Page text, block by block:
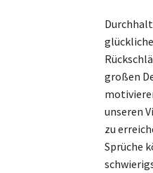
großen
unseren
zu
Sprüche